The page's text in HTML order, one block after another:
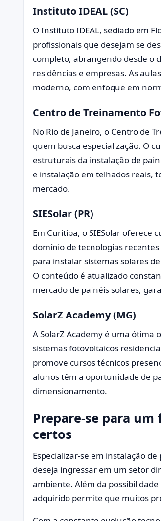
Instituto IDEAL (SC)
O Instituto IDEAL, sediado em
profissionais que desejam se
completo, abrangendo desde o
residências e empresas. As
moderno, com enfoque em
Centro de Treinamento
No Rio de Janeiro, o Centro de
quem busca especialização. O
estruturais da instalação de
e instalação em telhados reais,
mercado.
SIESolar (PR)
Em Curitiba, o SIESolar oferece
domínio de tecnologias
para instalar sistemas solares
O conteúdo é atualizado
mercado de painéis solares,
SolarZ Academy (MG)
A SolarZ Academy é uma ótima
sistemas fotovoltaicos
promove cursos técnicos
alunos têm a oportunidade de
dimensionamento.
Prepare-se para
certos
Especializar-se em instalação
deseja ingressar em um setor
ambiente. Além da
adquirido permite que muitos